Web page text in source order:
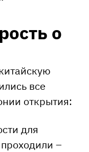
о
все
открытия:
для
–